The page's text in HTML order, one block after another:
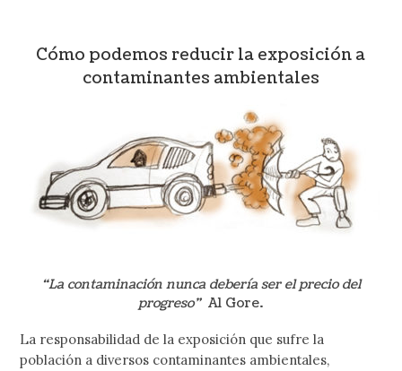
Cómo podemos reducir la exposición a
contaminantes ambientales
“La contaminación nunca debería ser el precio del
progreso” Al Gore.
La responsabilidad de la exposición que sufre la
población a diversos contaminantes ambientales,